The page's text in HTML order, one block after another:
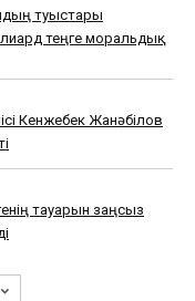
туыстары
теңге моральдық
Кенжебек Жанәбілов
тауарын заңсыз